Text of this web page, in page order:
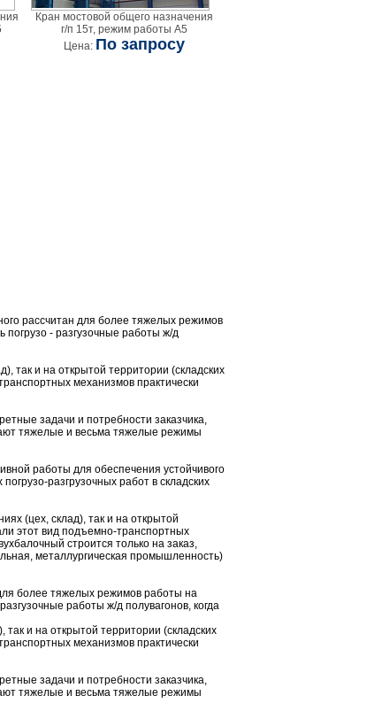
Кран мостовой общего назначения
г/п 15т, режим работы А5
Цена: По запросу
рассчитан для более тяжелых режимов
погрузо - разгузочные работы ж/д
так и на открытой территории (складских
механизмов практически
задачи и потребности заказчика,
тяжелые и весьма тяжелые режимы
работы для обеспечения устойчивого
разгрузочных работ в складских
(цех, склад), так и на открытой
этот вид подъемно-транспортных
строится только на заказ,
металлургическая промышленность)
более тяжелых режимов работы на
работы ж/д полувагонов, когда
так и на открытой территории (складских
механизмов практически
задачи и потребности заказчика,
тяжелые и весьма тяжелые режимы